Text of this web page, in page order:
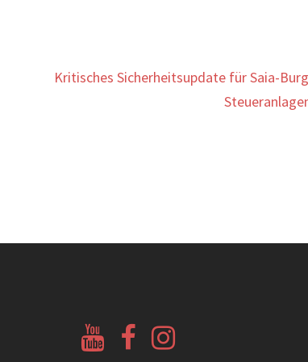
Kritisches Sicherheitsupdate für Saia-
Youtube
Glockenberatung
Facebook
Glockenbörse
Instagram
Glockenbörse